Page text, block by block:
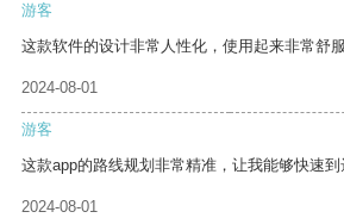
游客
这款软件的设计非常人性化，使用起来非常舒服
2024-08-01
游客
这款app的路线规划非常精准，让我能够快速到
2024-08-01